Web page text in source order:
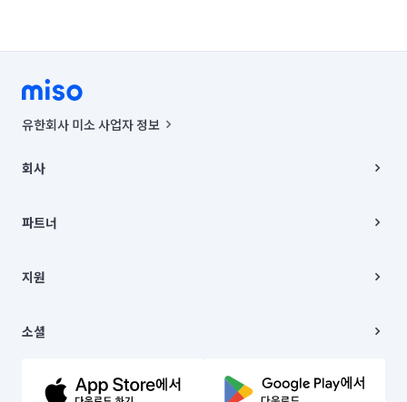
유한회사 미소 사업자 정보
00019 |
주소 | 본사: 서울특별시 종로구 율곡로 6(중학동, 트윈트리빌딩) B동 5층
컨택센터 : 서울특별시 종로구 수송동 율곡로 24, 7층, 8층 미소
상품, 상품정보, 거래에 관한 의무와 책임은 거래당사자에게 있습니다.
언론 보도 관련 문의:
© 유한회사 미소. Miso, Inc. All Rights Reserved.
회사
채용
파트너
이사
지원
이용약관
문의하기
소셜
유튜브